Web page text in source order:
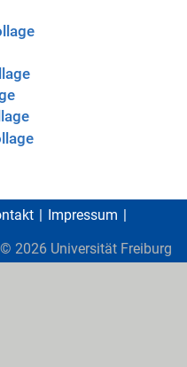
Impressum
2026 Universität Freiburg